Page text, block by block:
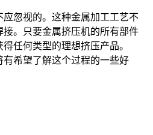
忽视的。这种金属加工工艺不
。只要金属挤压机的所有部件
任何类型的理想挤压产品。
希望了解这个过程的一些好